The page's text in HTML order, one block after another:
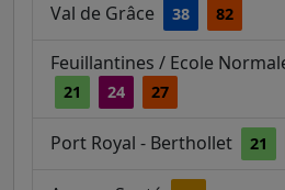
Val de Grâce 38 82
Feuillantines / Ecole
21 24 27
Port Royal - Berthollet 21